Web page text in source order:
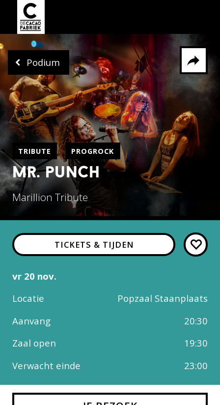
TRIBUTE PROGROCK
mr. punch
Marillion Tribute
Delen via
Facebook Whatsapp X
Podium
TICKETS & TIJDEN
vr 20 nov.
Locatie
Popzaal Staanplaats
Aanvang
20:30
Zaal open
19:30
Verwacht einde
23:00